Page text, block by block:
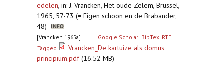
edelen, in: J. Vrancken, Het oude Zelem, Brussel,
1965, 57-73 (= Eigen schoon en de Brabander,
48)
[Vrancken 1965a] Google Scholar BibTex RTF
Tagged
Vrancken_De kartuize als domus
principium.pdf(16.52 MB)